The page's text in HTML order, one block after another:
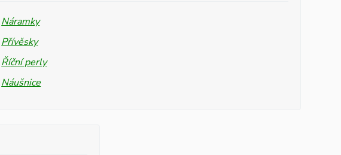
Náramky
Přívěsky
Říční perly
Náušnice